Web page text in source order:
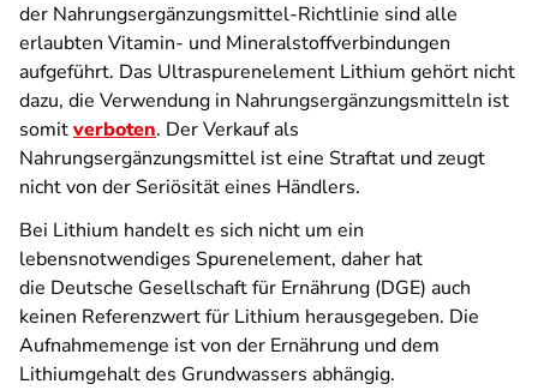
der Nahrungsergänzungsmittel-Richtlinie sind alle
erlaubten Vitamin- und Mineralstoffverbindungen
aufgeführt. Das Ultraspurenelement Lithium gehört nicht
dazu, die Verwendung in Nahrungsergänzungsmitteln ist
somitverboten. Der Verkauf als
Nahrungsergänzungsmittel ist eine Straftat und zeugt
nicht von der Seriösität eines Händlers.
Bei Lithium handelt es sich nicht um ein
lebensnotwendiges Spurenelement, daher hat
die Deutsche Gesellschaft für Ernährung (DGE) auch
keinen Referenzwert für Lithium herausgegeben. Die
Aufnahmemenge ist von der Ernährung und dem
Lithiumgehalt des Grundwassers abhängig.